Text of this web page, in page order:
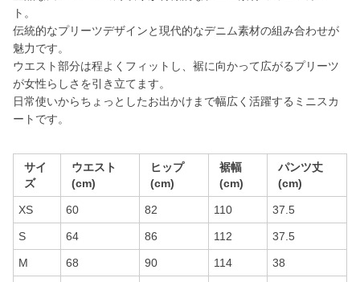
ト。
伝統的なプリーツデザインと現代的なデニム素材の組み合わせが
魅力です。
ウエスト部分は程よくフィットし、裾に向かって広がるプリーツ
が女性らしさを引き立てます。
日常使いからちょっとしたお出かけまで幅広く活躍するミニスカ
ートです。
サイ
ズ
ウエスト
(cm)
ヒップ
(cm)
裾幅
(cm)
パンツ丈
(cm)
XS 60 82 110 37.5
S 64 86 112 37.5
M 68 90 114 38